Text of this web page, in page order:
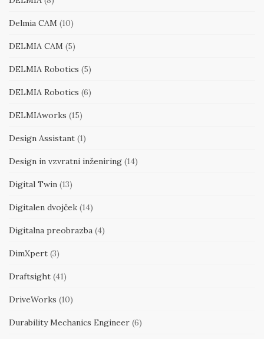
Delmia CAM (10)
DELMIA CAM (5)
DELMIA Robotics (5)
DELMIA Robotics (6)
DELMIAworks (15)
Design Assistant (1)
Design in vzvratni inženiring (14)
Digital Twin (13)
Digitalen dvojček (14)
Digitalna preobrazba (4)
DimXpert (3)
Draftsight (41)
DriveWorks (10)
Durability Mechanics Engineer (6)